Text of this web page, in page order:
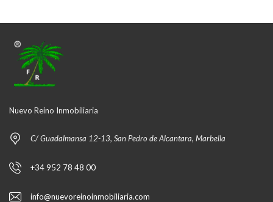
Nuevo Reino Inmobiliaria
C/ Guadalmansa 12-13, San Pedro de Alcantara, Marbella
+34 952 78 48 00
info@nuevoreinoinmobiliaria.com